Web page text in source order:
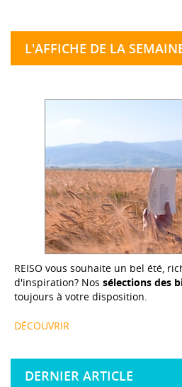
L'AFFICHE DE LA
REISO vous souhaite un bel été,
d'inspiration? Nos sélections des
toujours à votre disposition.
DÉCOUVRIR
DERNIER ARTICLE